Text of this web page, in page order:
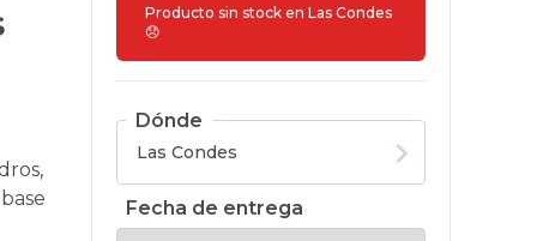
Producto sin stock en Las Condes
😞
Dónde
Fecha de entrega